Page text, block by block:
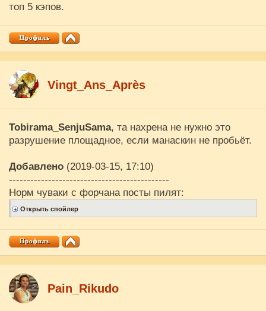
топ 5 кэпов.
Vingt_Ans_Après
Tobirama_SenjuSama, та нахрена не нужно это
разрушение площадное, если манаскин не пробьёт.
Добавлено (2019-03-15, 17:10)
---------------------------------------------
Норм чуваки с форчана посты пилят:
Pain_Rikudo